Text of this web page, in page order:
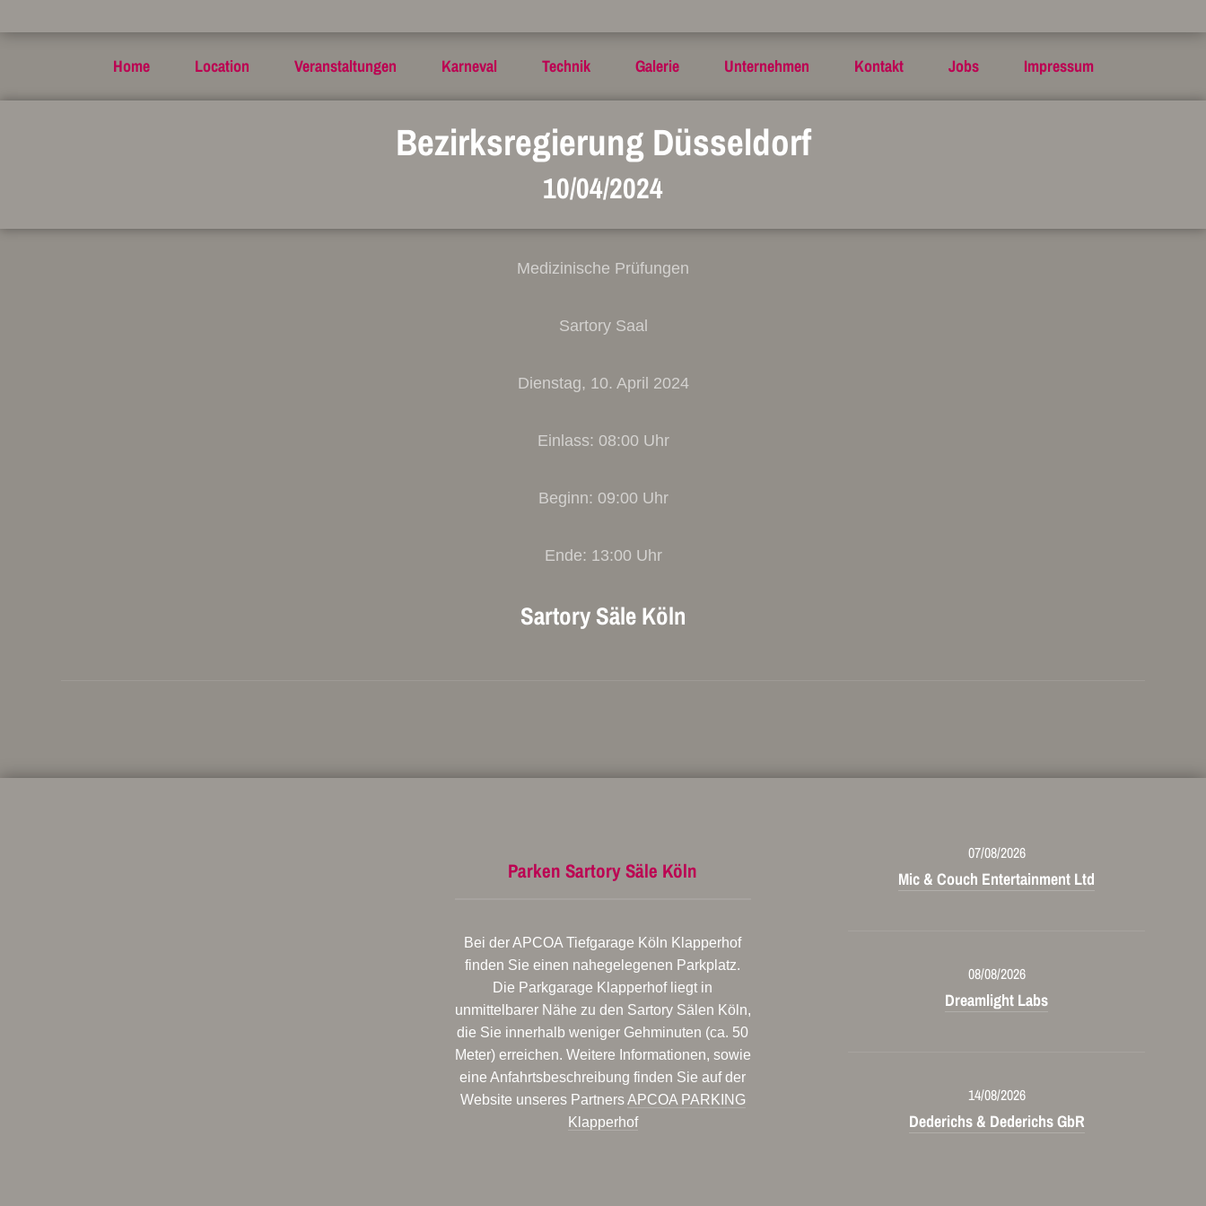
Home Location Veranstaltungen Karneval Technik Galerie Unternehmen Kontakt Jobs Impressum
Bezirksregierung Düsseldorf
10/04/2024
Medizinische Prüfungen
Sartory Saal
Dienstag, 10. April 2024
Einlass: 08:00 Uhr
Beginn: 09:00 Uhr
Ende: 13:00 Uhr
Sartory Säle Köln
Parken Sartory Säle Köln
Bei der APCOA Tiefgarage Köln Klapperhof
finden Sie einen nahegelegenen Parkplatz.
Die Parkgarage Klapperhof liegt in
unmittelbarer Nähe zu den Sartory Sälen Köln,
die Sie innerhalb weniger Gehminuten (ca. 50
Meter) erreichen. Weitere Informationen, sowie
eine Anfahrtsbeschreibung finden Sie auf der
Website unseres PartnersAPCOA PARKING
Klapperhof
07/08/2026
Mic & Couch Entertainment Ltd
08/08/2026
Dreamlight Labs
14/08/2026
Dederichs & Dederichs GbR